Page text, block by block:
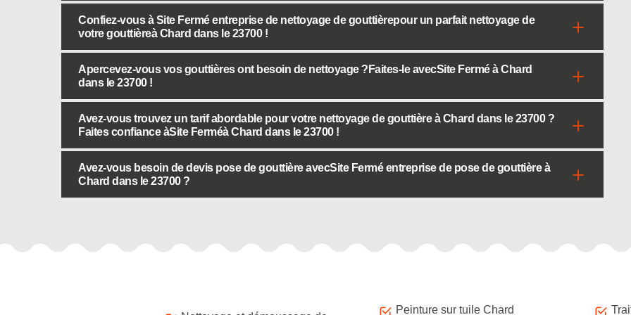
Confiez-vous à Site Fermé entreprise de nettoyage de gouttièrepour un parfait nettoyage de
votre gouttièreà Chard dans le 23700 !
Apercevez-vous vos gouttières ont besoin de nettoyage ?Faites-le avecSite Fermé à Chard
dans le 23700 !
Avez-vous trouvez un tarif abordable pour votre nettoyage de gouttière à Chard dans le 23700 ?
Faites confiance àSite Ferméà Chard dans le 23700 !
Avez-vous besoin de devis pose de gouttière avecSite Fermé entreprise de pose de gouttière à
Chard dans le 23700 ?
Peinture sur tuile Chard